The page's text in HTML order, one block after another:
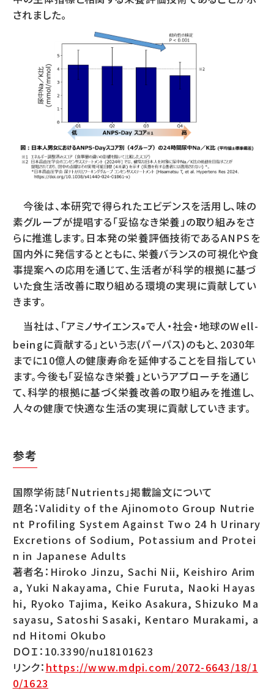
されました。
今後は、本研究で得られたエビデンスを活用し、味の
素グループが提唱する「妥協なき栄養」の取り組みをさ
らに推進します。日本発の栄養評価技術であるANPSを
国内外に発信するとともに、栄養バランスの可視化や食
事提案への応用を通じて、生活者が科学的根拠に基づ
いた食生活改善に取り組める環境の実現に貢献してい
きます。
当社は、「アミノサイエンス®で人・社会・地球のWell-
beingに貢献する」という志(パーパス)のもと、2030年
までに10億人の健康寿命を延伸することを目指してい
ます。今後も「妥協なき栄養」というアプローチを通じ
て、科学的根拠に基づく栄養改善の取り組みを推進し、
人々の健康で快適な生活の実現に貢献していきます。
参考
国際学術誌「Nutrients」掲載論文について
題名：Validity of the Ajinomoto Group Nutrie
nt Profiling System Against Two 24 h Urinary
Excretions of Sodium, Potassium and Protei
n in Japanese Adults
著者名：Hiroko Jinzu, Sachi Nii, Keishiro Arim
a, Yuki Nakayama, Chie Furuta, Naoki Hayas
hi, Ryoko Tajima, Keiko Asakura, Shizuko Ma
sayasu, Satoshi Sasaki, Kentaro Murakami, a
nd Hitomi Okubo
ＤＯＩ：10.3390/nu18101623
リンク： https://www.mdpi.com/2072-6643/18/1
0/1623